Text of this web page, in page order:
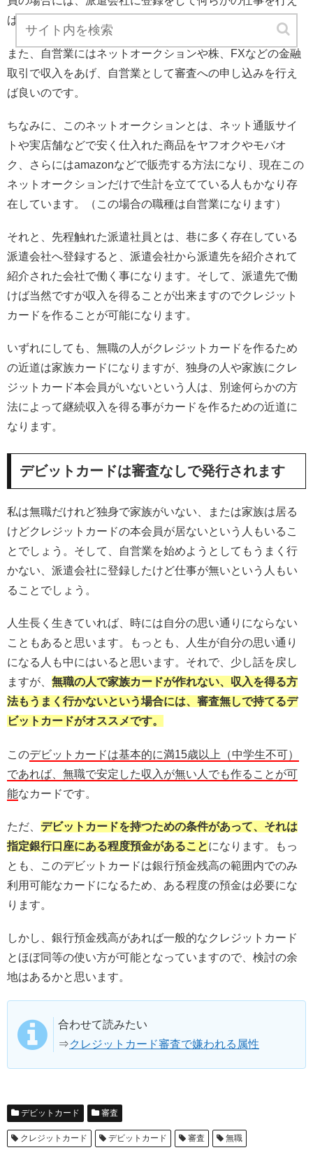
ばそれはもう立派な派遣社員になります。
また、自営業にはネットオークションや株、FXなどの金融
取引で収入をあげ、自営業として審査への申し込みを行え
ば良いのです。
ちなみに、このネットオークションとは、ネット通販サイ
トや実店舗などで安く仕入れた商品をヤフオクやモバオ
ク、さらにはamazonなどで販売する方法になり、現在この
ネットオークションだけで生計を立てている人もかなり存
在しています。（この場合の職種は自営業になります）
それと、先程触れた派遣社員とは、巷に多く存在している
派遣会社へ登録すると、派遣会社から派遣先を紹介されて
紹介された会社で働く事になります。そして、派遣先で働
けば当然ですが収入を得ることが出来ますのでクレジット
カードを作ることが可能になります。
いずれにしても、無職の人がクレジットカードを作るため
の近道は家族カードになりますが、独身の人や家族にクレ
ジットカード本会員がいないという人は、別途何らかの方
法によって継続収入を得る事がカードを作るための近道に
なります。
デビットカードは審査なしで発行されます
私は無職だけれど独身で家族がいない、または家族は居る
けどクレジットカードの本会員が居ないという人もいるこ
とでしょう。そして、自営業を始めようとしてもうまく行
かない、派遣会社に登録したけど仕事が無いという人もい
ることでしょう。
人生長く生きていれば、時には自分の思い通りにならない
こともあると思います。もっとも、人生が自分の思い通り
になる人も中にはいると思います。それで、少し話を戻し
ますが、 無職の人で家族カードが作れない、収入を得る方
法もうまく行かないという場合には、審査無しで持てるデ
ビットカードがオススメです。
このデビットカードは基本的に満15歳以上（中学生不可）
であれば、無職で安定した収入が無い人でも作ることが可
能なカードです。
ただ、 デビットカードを持つための条件があって、それは
指定銀行口座にある程度預金があることになります。もっ
とも、このデビットカードは銀行預金残高の範囲内でのみ
利用可能なカードになるため、ある程度の預金は必要にな
ります。
しかし、銀行預金残高があれば一般的なクレジットカード
とほぼ同等の使い方が可能となっていますので、検討の余
地はあるかと思います。
合わせて読みたい
⇒クレジットカード審査で嫌われる属性
デビットカード 審査
クレジットカード デビットカード 審査 無職